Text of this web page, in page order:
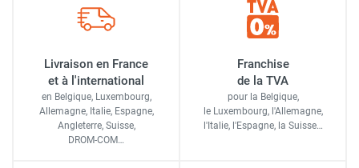
Livraison en France
et à l'international
en Belgique, Luxembourg,
Allemagne, Italie, Espagne,
Angleterre, Suisse,
DROM-COM…
Franchise
de la TVA
pour la Belgique,
le Luxembourg, l'Allemagne,
l'Italie, l'Espagne, la Suisse…